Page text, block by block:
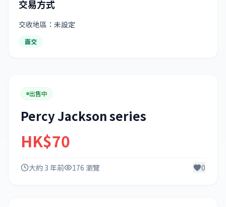
交易方式
交收地區：未設定
面交
出售中
Percy Jackson series
HK$70
大約 3 年前 176 瀏覽 0